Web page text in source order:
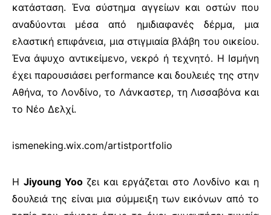
κατάσταση. Ένα σύστημα αγγείων και οστών που
αναδύονται μέσα από ημιδιαφανές δέρμα, μια
ελαστική επιφάνεια, μια στιγμιαία βλάβη του οικείου.
Ένα άψυχο αντικείμενο, νεκρό ή τεχνητό. Η Ισμήνη
έχει παρουσιάσει performance και δουλειές της στην
Αθήνα, το Λονδίνο, το Λάνκαστερ, τη Λισσαβόνα και
το Νέο Δελχί.
ismeneking.wix.com/artistportfolio
Η Jiyoung Yooζει και εργάζεται στο Λονδίνο και η
δουλειά της είναι μια σύμμειξη των εικόνων από το